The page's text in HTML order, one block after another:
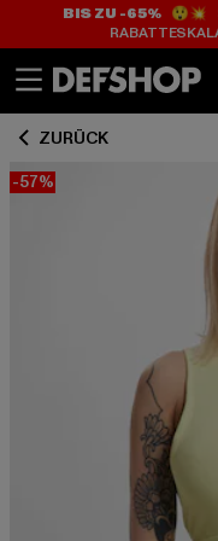
BIS ZU -65%😲💥
ZURÜCK
-57%